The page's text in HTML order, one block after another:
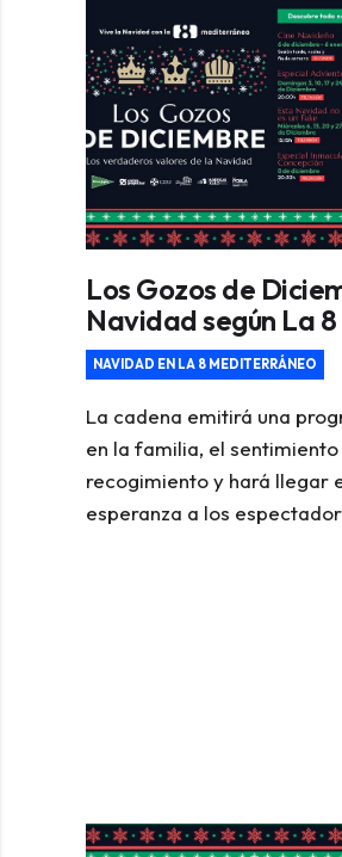
Los Gozos de
Navidad según La
NAVIDAD EN LA 8 MEDITERRÁNEO
La cadena emitirá una
en la familia, el
recogimiento y hará llegar
esperanza a los